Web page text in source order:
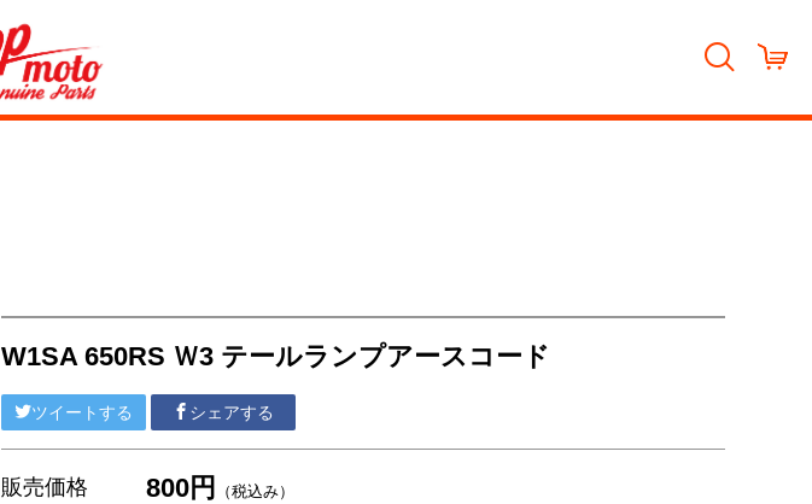
W1SA 650RS Ｗ3 テールランプアースコード
ツイートする シェアする
販売価格 800円 （税込み）